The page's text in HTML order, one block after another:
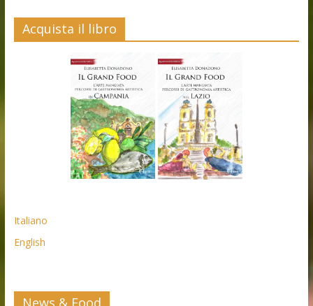
Acquista il libro
Italiano
English